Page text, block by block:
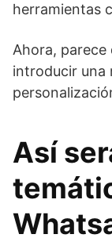
herramientas
Ahora, parece
introducir una
Así